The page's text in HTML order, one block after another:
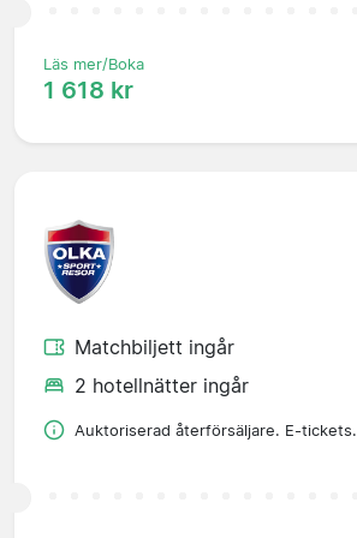
Läs mer/Boka
1 618 kr
Matchbiljett ingår
2 hotellnätter ingår
Auktoriserad återförsäljare. E-tickets.